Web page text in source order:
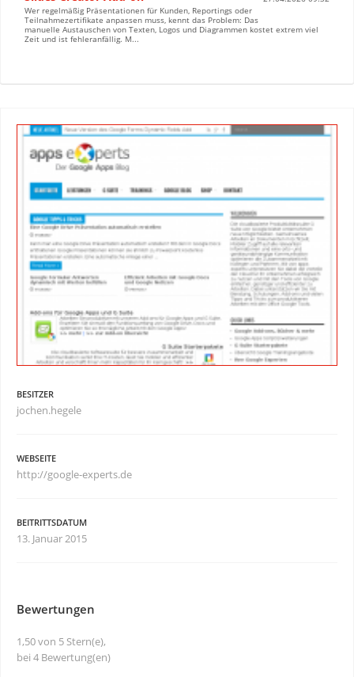
Wer regelmäßig Präsentationen für Kunden, Reportings oder
Teilnahmezertifikate anpassen muss, kennt das Problem: Das
manuelle Austauschen von Texten, Logos und Diagrammen kostet extrem viel
Zeit und ist fehleranfällig. M...
BESITZER
jochen.hegele
WEBSEITE
http://google-experts.de
BEITRITTSDATUM
13. Januar 2015
Bewertungen
1,50 von 5 Stern(e),
bei 4 Bewertung(en)